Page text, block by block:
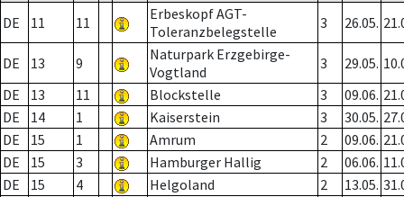
DE 11 11
Erbeskopf AGT-
Toleranzbelegstelle
3 26.05.
DE 13 9
Naturpark Erzgebirge-
Vogtland
3 29.05.
DE
13 11 Blockstelle 3 09.06.
DE
14 1 Kaiserstein 3 30.05.
DE
15 1 Amrum 2 09.06.
DE
15 3 Hamburger Hallig 2 06.06.
DE
15 4 Helgoland 2 13.05.